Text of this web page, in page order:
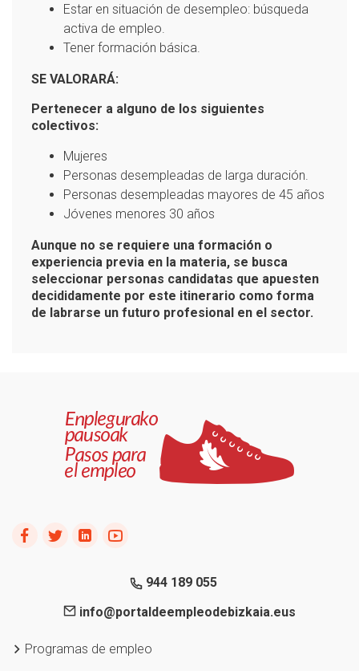
Estar en situación de desempleo: búsqueda
activa de empleo.
Tener formación básica.
SE VALORARÁ:
Pertenecer a alguno de los siguientes
colectivos:
Mujeres
Personas desempleadas de larga duración.
Personas desempleadas mayores de 45 años
Jóvenes menores 30 años
Aunque no se requiere una formación o
experiencia previa en la materia, se busca
seleccionar personas candidatas que apuesten
decididamente por este itinerario como forma
de labrarse un futuro profesional en el sector.
944 189 055
info@portaldeempleodebizkaia.eus
Programas de empleo